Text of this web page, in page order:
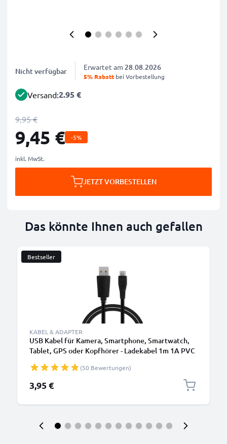
Nicht verfügbar Erwartet am 28.08.2026
5% Rabatt bei Vorbestellung
Versand:2.95 €
9,95 €
9,45 € -5%
inkl. MwSt.
JETZT VORBESTELLEN
Das könnte Ihnen auch gefallen
Bestseller
KABEL & ADAPTER
USB Kabel für Kamera, Smartphone, Smartwatch,
Tablet, GPS oder Kopfhörer - Ladekabel 1m 1A PVC
(50 Bewertungen)
3,95 €